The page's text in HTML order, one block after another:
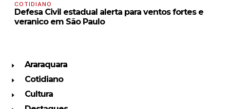
COTIDIANO
Defesa Civil estadual alerta para ventos fortes e
veranico em São Paulo
Araraquara
Cotidiano
Cultura